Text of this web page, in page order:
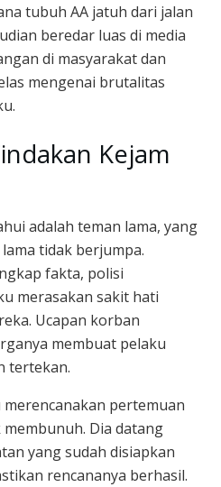
tubuh AA jatuh dari jalan
beredar luas di media
di masyarakat dan
mengenai brutalitas
Kejam
adalah teman lama, yang
tidak berjumpa.
fakta, polisi
merasakan sakit hati
Ucapan korban
membuat pelaku
tertekan.
pertemuan
Dia datang
yang sudah disiapkan
rencananya berhasil.